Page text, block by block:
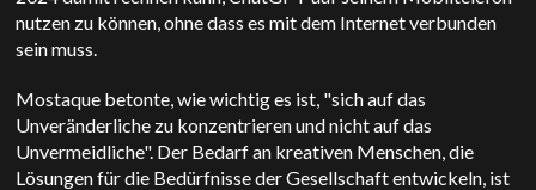
nutzen zu können, ohne dass es mit dem Internet verbunden
sein muss.
Mostaque betonte, wie wichtig es ist, "sich auf das
Unveränderliche zu konzentrieren und nicht auf das
Unvermeidliche". Der Bedarf an kreativen Menschen, die
Lösungen für die Bedürfnisse der Gesellschaft entwickeln, ist